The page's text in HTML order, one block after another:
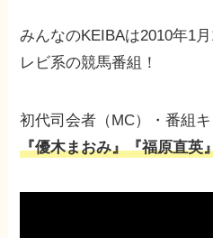
みんなのKEIBAは2010年1
レビ系の競馬番組！
初代司会者（MC）・番組
『優木まおみ』『福原直英